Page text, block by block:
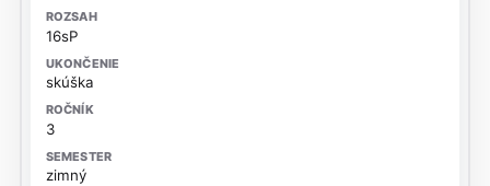
16sP
skúška
3
zimný